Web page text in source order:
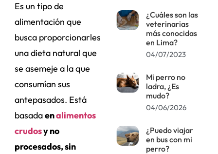
Es un tipo de
alimentación que
busca proporcionarles
una dieta natural que
se asemeje a la que
consumían sus
antepasados. Está
basadaenalimentos
crudosy no
procesados, sin
¿Cuáles son las
veterinarias
más conocidas
en Lima?
04/07/2023
Mi perro no
ladra, ¿Es
mudo?
04/06/2026
¿Puedo viajar
en bus con mi
perro?